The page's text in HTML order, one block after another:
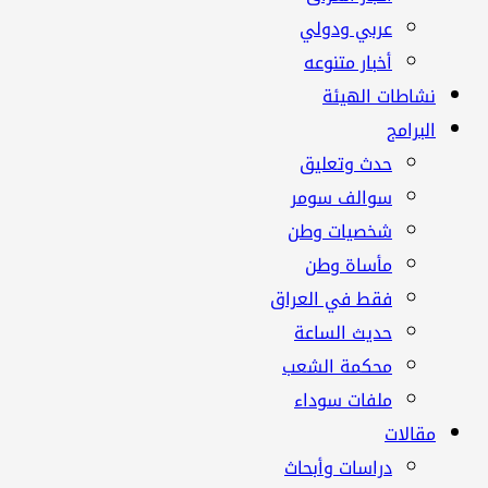
عربي ودولي
أخبار متنوعه
نشاطات الهيئة
البرامج
حدث وتعليق
سوالف سومر
شخصيات وطن
مأساة وطن
فقط في العراق
حديث الساعة
محكمة الشعب
ملفات سوداء
مقالات
دراسات وأبحاث